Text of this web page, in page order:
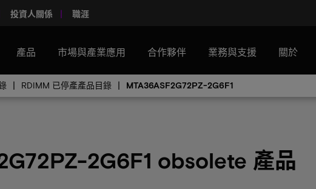
投資人關係 職涯
產品 市場與產業應用 合作夥伴 業務與支援 關於
RDIMM 已停產產品目錄 MTA36ASF2G72PZ-2G6F1
2G6F1 obsolete 產品